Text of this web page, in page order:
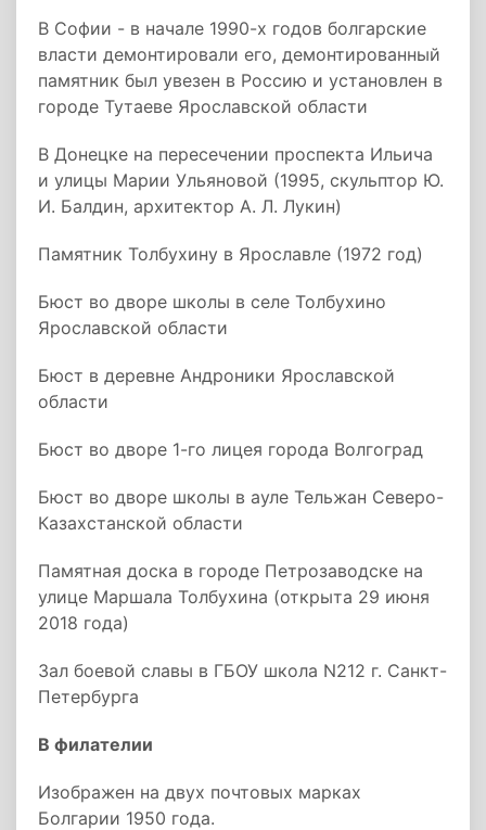
В Софии - в начале 1990-х годов болгарские
власти демонтировали его, демонтированный
памятник был увезен в Россию и установлен в
городе Тутаеве Ярославской области
В Донецке на пересечении проспекта Ильича
и улицы Марии Ульяновой (1995, скульптор Ю.
И. Балдин, архитектор А. Л. Лукин)
Памятник Толбухину в Ярославле (1972 год)
Бюст во дворе школы в селе Толбухино
Ярославской области
Бюст в деревне Андроники Ярославской
области
Бюст во дворе 1-го лицея города Волгоград
Бюст во дворе школы в ауле Тельжан Северо-
Казахстанской области
Памятная доска в городе Петрозаводске на
улице Маршала Толбухина (открыта 29 июня
2018 года)
Зал боевой славы в ГБОУ школа N212 г. Санкт-
Петербурга
В филателии
Изображен на двух почтовых марках
Болгарии 1950 года.